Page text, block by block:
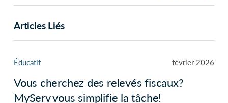
Articles Liés
Éducatif février 2026
Vous cherchez des relevés fiscaux?
MyServ vous simplifie la tâche!